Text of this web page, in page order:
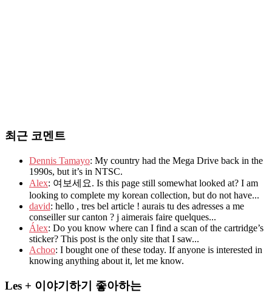
최근 코멘트
Dennis Tamayo: My country had the Mega Drive back in the
1990s, but it’s in NTSC.
Alex: 여보세요. Is this page still somewhat looked at? I am
looking to complete my korean collection, but do not have...
david: hello , tres bel article ! aurais tu des adresses a me
conseiller sur canton ? j aimerais faire quelques...
Álex: Do you know where can I find a scan of the cartridge’s
sticker? This post is the only site that I saw...
Achoo: I bought one of these today. If anyone is interested in
knowing anything about it, let me know.
Les + 이야기하기 좋아하는